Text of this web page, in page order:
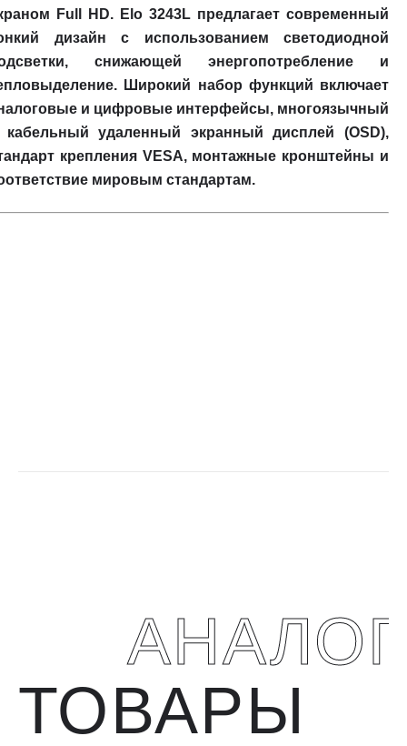
Full HD. Elo 3243L предлагает современный
дизайн с использованием светодиодной
снижающей энергопотребление и
Широкий набор функций включает
и цифровые интерфейсы, многоязычный
удаленный экранный дисплей (OSD),
крепления VESA, монтажные кронштейны и
мировым стандартам.
ТОВАРЫ